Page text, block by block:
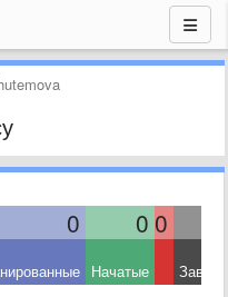
0 0 0
Начатые